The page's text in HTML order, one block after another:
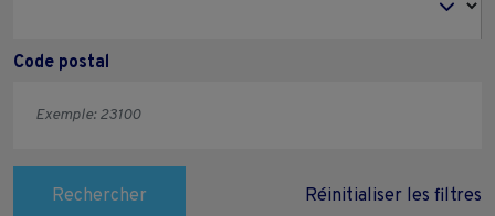
Code postal
Rechercher Réinitialiser les filtres